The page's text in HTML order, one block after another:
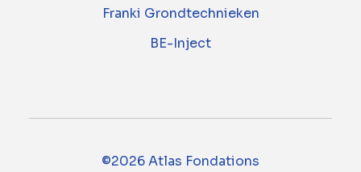
Franki Grondtechnieken
BE-Inject
©2026 Atlas Fondations